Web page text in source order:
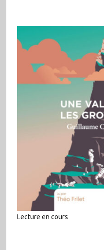
Lecture en cours